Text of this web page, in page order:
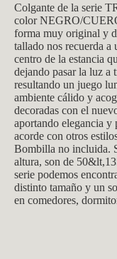
Colgante de la serie
color NEGRO/
forma muy original y
tallado nos recuerda a
centro de la estancia
dejando pasar la luz a
resultando un juego
ambiente cálido y
decoradas con el
aportando elegancia y
acorde con otros
Bombilla no incluida.
altura, son de
serie podemos
distinto tamaño y un
en comedores,